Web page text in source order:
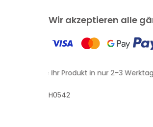
Wir akzeptieren alle
Erhalten Sie Ihr Produkt in nur 2–3
H0542